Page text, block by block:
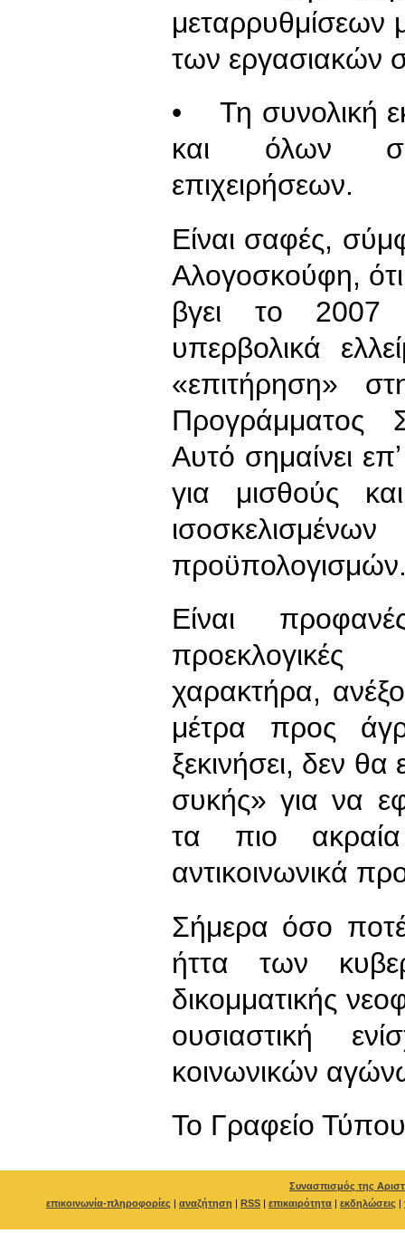
μεταρρυθμίσεων
των εργασιακών
• Τη συνολική
και όλων
επιχειρήσεων.
Είναι σαφές,
Αλογοσκούφη, ότι
βγει το 2007
υπερβολικά
«επιτήρηση»
Προγράμματος
Αυτό σημαίνει
για μισθούς
Είναι
χαρακτήρα,
μέτρα προς
ξεκινήσει, δεν
συκής» για να
τα πιο ακραία
αντικοινωνικά
Σήμερα όσο
ήττα των
δικομματικής
ουσιαστική
κοινωνικών
To Γραφείο Τύπου
Συνασπισμός της
επικοινωνία-πληροφορίες | αναζήτηση | RSS | επικαιρότητα | εκδηλώσεις |